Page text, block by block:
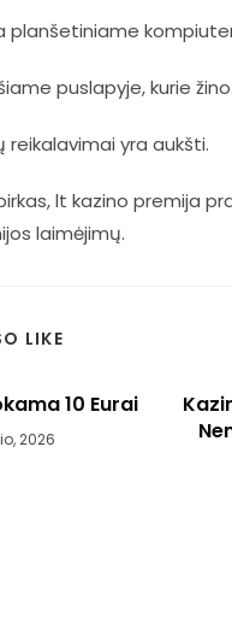
puslapyje, kurie žino.
yra aukšti.
lt kazino premija
laimėjimų.
LIKE
10 Eurai
2026